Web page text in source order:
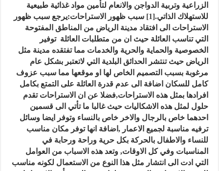
الزراعية وتربية الدواجن والانعام لتأمين مواد غذائية طبيعية
للاستهلاك الذاتي.[1] سبب ظهور الاستراحات:يرجع سبب ظهور
الاستراحات الى افتقاد مدينة الرياض من المناطق المفتوحة
التي تناسب العائلة حيث ان من متطلبات العائلة توفير
الخصوصية والحماية والحرية والخدمات مما تفتقده مدينة مثل
الرياض حيث تنتشر الحدائق البلدية التي لاتعتبر بشكل عام
مرغوبة بسبب التصميم الخاص لها او موقعها مما سبب عزوف
كامل للسكان اضافة الى عدم قدرة العائلة على التمتع بكامل
افرادها بمثل هذه الاستراحات,فضلا عن ان الاستراحات تقدم
حلول لمثل هذه الاشكاليات حيث غالبا ما تأتي الى قسمين
احدهما خاص بالرجال والاخر خاص بالنساء وتوفر ايضا وسائل
ترفيه مناسبة لجميع الاعمار ,اضافة انها توفر مكان مناسب
للنساء والاطفال بالحركة بكل حرية وراحة ورحابة في
المناسبات وفي كل الاوقات, وتعد هذه الاسباب من العوامل
التي ادت الى انتشار مثل هذا النوع من الاستعمال لكونه مناسب